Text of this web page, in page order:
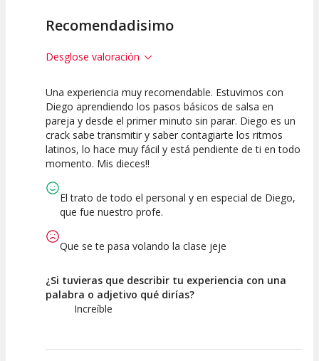
Recomendadisimo
Desglose valoración
10
Calidad de la
Actividad
10
Atención del
Personal /
Guia
Una experiencia muy recomendable. Estuvimos con
Diego aprendiendo los pasos básicos de salsa en
pareja y desde el primer minuto sin parar. Diego es un
crack sabe transmitir y saber contagiarte los ritmos
latinos, lo hace muy fácil y está pendiente de ti en todo
momento. Mis dieces!!
El trato de todo el personal y en especial de Diego,
que fue nuestro profe.
Que se te pasa volando la clase jeje
¿Si tuvieras que describir tu experiencia con una
palabra o adjetivo qué dirías?
Increíble